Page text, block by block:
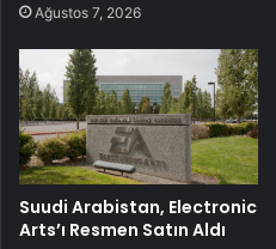
Ağustos 7, 2026
Suudi Arabistan, Electronic
Arts’ı Resmen Satın Aldı